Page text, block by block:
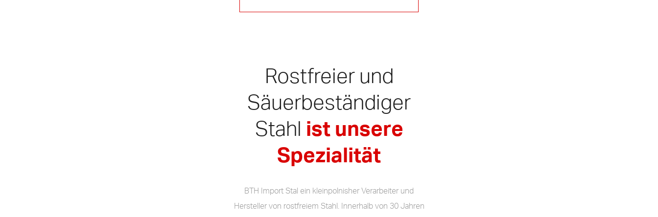
Rostfreier und
Säuerbeständiger
Stahl ist unsere
Spezialität
BTH Import Stal ein kleinpolnisher Verarbeiter und
Hersteller von rostfreiem Stahl. Innerhalb von 30 Jahren